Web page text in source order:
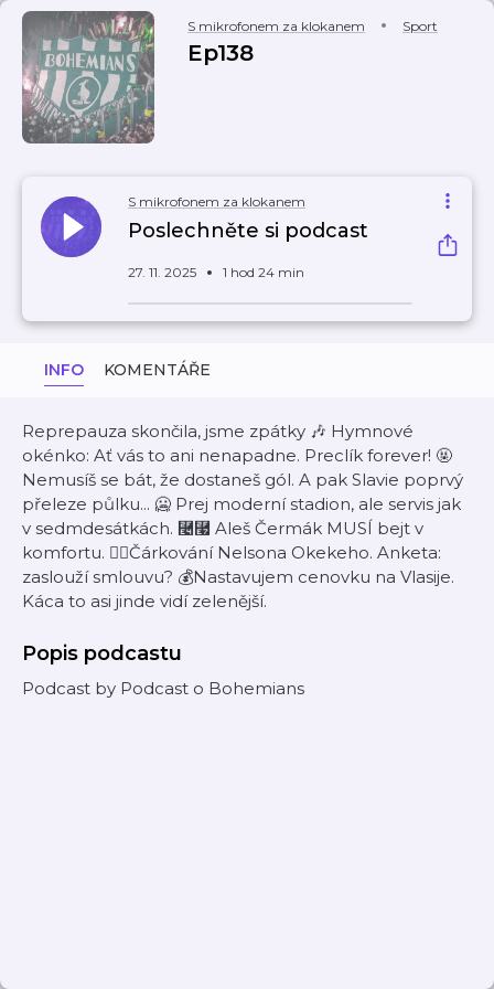
S mikrofonem za klokanem Sport
Ep138
S mikrofonem za klokanem
Poslechněte si podcast
27. 11. 2025 1 hod 24 min
INFO KOMENTÁŘE
Reprepauza skončila, jsme zpátky 🎶 Hymnové
okénko: Ať vás to ani nenapadne. Preclík forever! 🤬
Nemusíš se bát, že dostaneš gól. A pak Slavie poprvý
přeleze půlku... 🥶 Prej moderní stadion, ale servis jak
v sedmdesátkách. ⿤⿧ Aleš Čermák MUSÍ bejt v
komfortu. 👆🏾Čárkování Nelsona Okekeho. Anketa:
zaslouží smlouvu? 💰Nastavujem cenovku na Vlasije.
Káca to asi jinde vidí zelenější.
Popis podcastu
Podcast by Podcast o Bohemians